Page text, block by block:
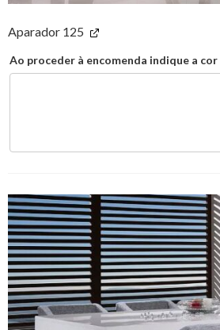
Aparador 125
Ao proceder à encomenda indique a cor